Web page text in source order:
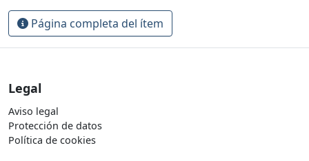
Página completa del ítem
Legal
Aviso legal
Protección de datos
Política de cookies